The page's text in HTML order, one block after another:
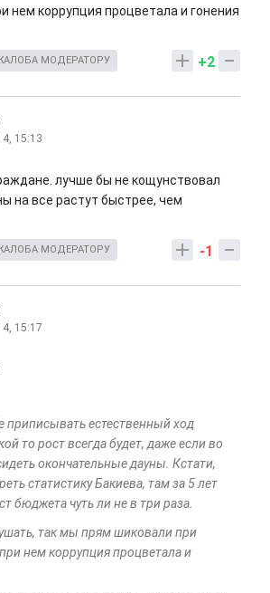
нем коррупция процветала и гонения
+2
МОДЕРАТОРУ
15:13
лучше бы не кощунствовал
на все растут быстрее, чем
-1
МОДЕРАТОРУ
15:17
приписывать естественный ход
то рост всегда будет, даже если во
окончательные дауны. Кстати,
статистику Бакиева, там за 5 лет
бюджета чуть ли не в три раза.
так мы прям шиковали при
нем коррупция процветала и